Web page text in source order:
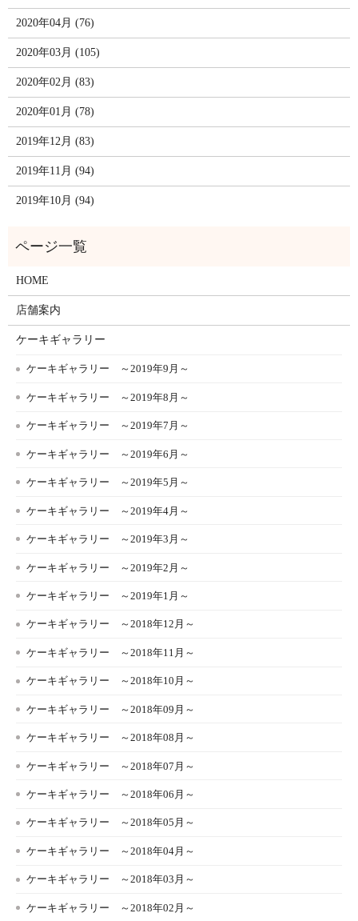
2020年04月 (76)
2020年03月 (105)
2020年02月 (83)
2020年01月 (78)
2019年12月 (83)
2019年11月 (94)
2019年10月 (94)
HOME
店舗案内
ケーキギャラリー
ケーキギャラリー ～2019年9月～
ケーキギャラリー ～2019年8月～
ケーキギャラリー ～2019年7月～
ケーキギャラリー ～2019年6月～
ケーキギャラリー ～2019年5月～
ケーキギャラリー ～2019年4月～
ケーキギャラリー ～2019年3月～
ケーキギャラリー ～2019年2月～
ケーキギャラリー ～2019年1月～
ケーキギャラリー ～2018年12月～
ケーキギャラリー ～2018年11月～
ケーキギャラリー ～2018年10月～
ケーキギャラリー ～2018年09月～
ケーキギャラリー ～2018年08月～
ケーキギャラリー ～2018年07月～
ケーキギャラリー ～2018年06月～
ケーキギャラリー ～2018年05月～
ケーキギャラリー ～2018年04月～
ケーキギャラリー ～2018年03月～
ケーキギャラリー ～2018年02月～